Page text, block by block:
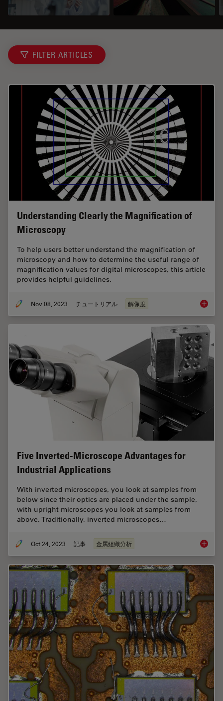
FILTER ARTICLES
Understanding Clearly the Magnification of
Microscopy
To help users better understand the magnification of
microscopy and how to determine the useful range of
magnification values for digital microscopes, this article
provides helpful guidelines.
Nov 08, 2023 チュートリアル 解像度
Five Inverted-Microscope Advantages for
Industrial Applications
With inverted microscopes, you look at samples from
below since their optics are placed under the sample,
with upright microscopes you look at samples from
above. Traditionally, inverted microscopes…
Oct 24, 2023 記事 金属組織分析 Five